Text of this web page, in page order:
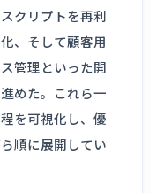
クリプトを再利
、そして顧客用
管理といった開
めた。これら一
を可視化し、優
順に展開してい